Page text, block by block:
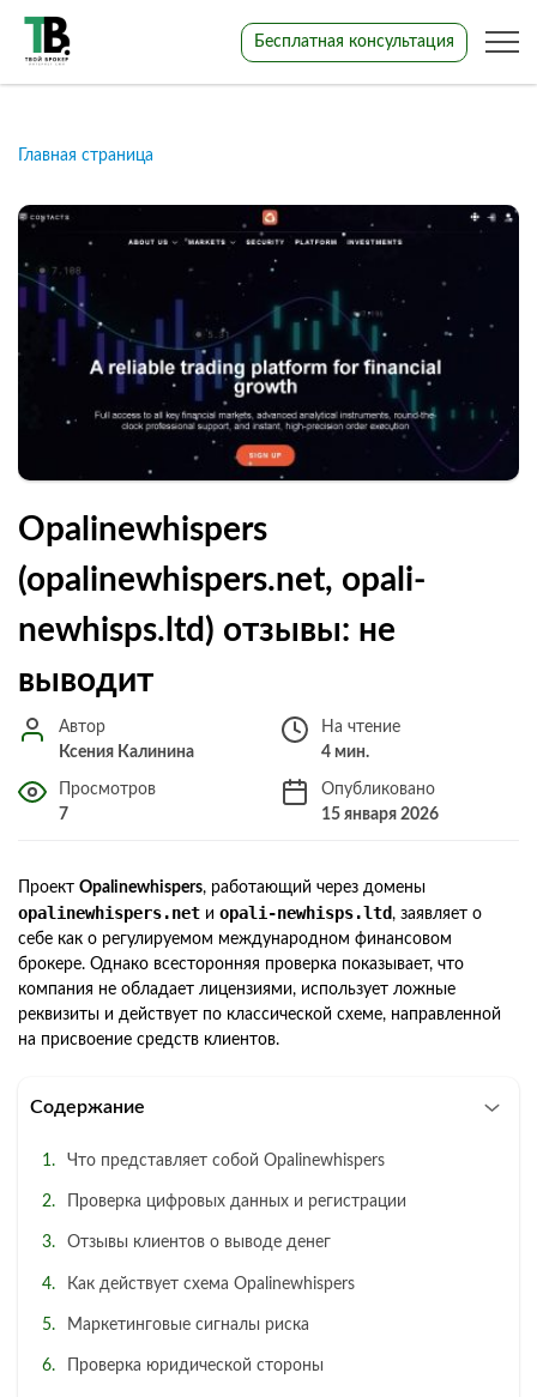
Бесплатная консультация
Главная страница
Opalinewhispers
(opalinewhispers.net, opali-
newhisps.ltd) отзывы: не
выводит
Автор
Ксения Калинина
На чтение
4 мин.
Просмотров
7
Опубликовано
15 января 2026
Проект Opalinewhispers, работающий через домены
opalinewhispers.net и opali-newhisps.ltd, заявляет о
себе как о регулируемом международном финансовом
брокере. Однако всесторонняя проверка показывает, что
компания не обладает лицензиями, использует ложные
реквизиты и действует по классической схеме, направленной
на присвоение средств клиентов.
Содержание
Что представляет собой Opalinewhispers
Проверка цифровых данных и регистрации
Отзывы клиентов о выводе денег
Как действует схема Opalinewhispers
Маркетинговые сигналы риска
Проверка юридической стороны